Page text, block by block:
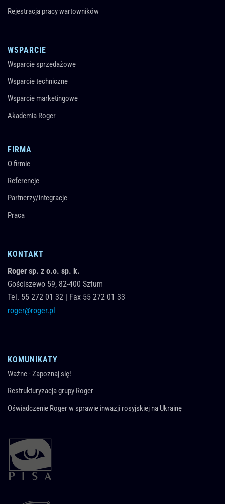
Rejestracja pracy wartowników
WSPARCIE
Wsparcie sprzedażowe
Wsparcie techniczne
Wsparcie marketingowe
Akademia Roger
FIRMA
O firmie
Referencje
Partnerzy/integracje
Praca
KONTAKT
Roger sp. z o.o. sp. k.
Gościszewo 59, 82-400 Sztum
Tel. 55 272 01 32 | Fax 55 272 01 33
roger@roger.pl
KOMUNIKATY
Ważne - Zapoznaj się!
Restrukturyzacja grupy Roger
Oświadczenie Roger w sprawie inwazji rosyjskiej na Ukrainę